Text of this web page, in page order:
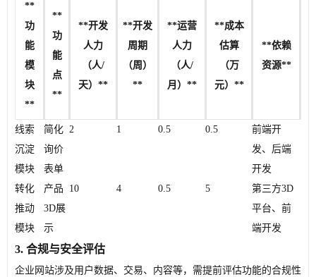
**
功
能
模
块
**
**
功
能
点
**
**开发
人力
（人/
天）**
**开发
周期
（周）
**
**运营
人力
（人/
月）**
**成本
估算
（万
元）**
**依赖
资源**
线索
沉淀
模块
简化
询价
表单
2 1 0.5 0.5
前端开
发、后端
开发
转化
推动
模块
产品
3D展
示
10 4 0.5 5
第三方3D
平台、前
端开发
3. 合规与安全评估
企业网站涉及用户数据、交易、内容等，需提前评估功能的合规性